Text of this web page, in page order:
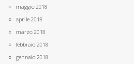
maggio 2018
aprile 2018
marzo 2018
febbraio 2018
gennaio 2018